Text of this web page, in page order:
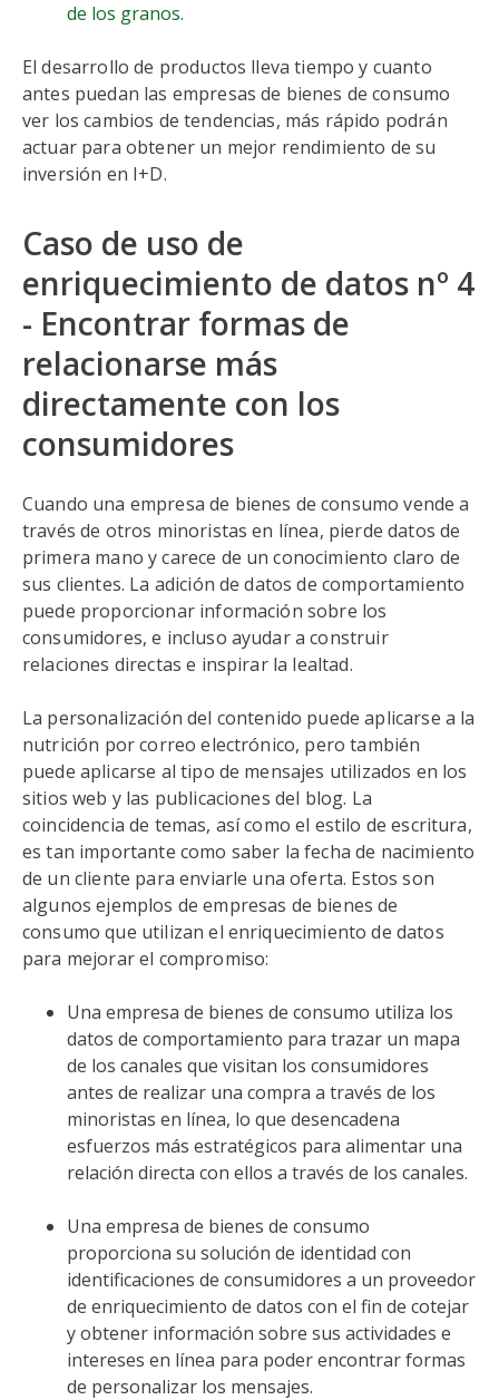
de los granos.
El desarrollo de productos lleva tiempo y cuanto
antes puedan las empresas de bienes de consumo
ver los cambios de tendencias, más rápido podrán
actuar para obtener un mejor rendimiento de su
inversión en I+D.
Caso de uso de
enriquecimiento de datos nº 4
- Encontrar formas de
relacionarse más
directamente con los
consumidores
Cuando una empresa de bienes de consumo vende a
través de otros minoristas en línea, pierde datos de
primera mano y carece de un conocimiento claro de
sus clientes. La adición de datos de comportamiento
puede proporcionar información sobre los
consumidores, e incluso ayudar a construir
relaciones directas e inspirar la lealtad.
La personalización del contenido puede aplicarse a la
nutrición por correo electrónico, pero también
puede aplicarse al tipo de mensajes utilizados en los
sitios web y las publicaciones del blog. La
coincidencia de temas, así como el estilo de escritura,
es tan importante como saber la fecha de nacimiento
de un cliente para enviarle una oferta. Estos son
algunos ejemplos de empresas de bienes de
consumo que utilizan el enriquecimiento de datos
para mejorar el compromiso:
Una empresa de bienes de consumo utiliza los
datos de comportamiento para trazar un mapa
de los canales que visitan los consumidores
antes de realizar una compra a través de los
minoristas en línea, lo que desencadena
esfuerzos más estratégicos para alimentar una
relación directa con ellos a través de los canales.
Una empresa de bienes de consumo
proporciona su solución de identidad con
identificaciones de consumidores a un proveedor
de enriquecimiento de datos con el fin de cotejar
y obtener información sobre sus actividades e
intereses en línea para poder encontrar formas
de personalizar los mensajes.